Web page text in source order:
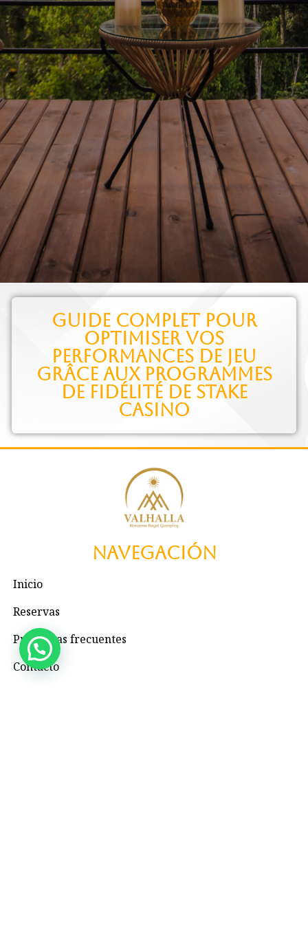
Guide complet pour
optimiser vos
performances de jeu
grâce aux programmes
de fidélité de Stake
Casino
Navegación
Inicio
Reservas
Preguntas frecuentes
Contacto